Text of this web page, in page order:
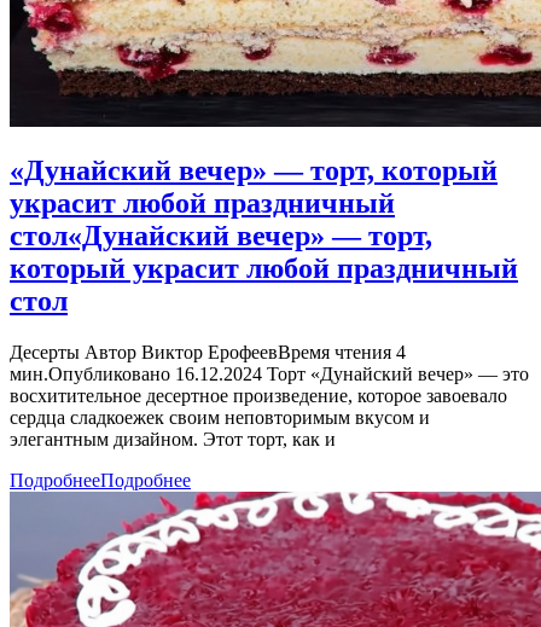
«Дунайский вечер» — торт, который
украсит любой праздничный
стол«Дунайский вечер» — торт,
который украсит любой праздничный
стол
Десерты Автор Виктор ЕрофеевВремя чтения 4
мин.Опубликовано 16.12.2024 Торт «Дунайский вечер» — это
восхитительное десертное произведение, которое завоевало
сердца сладкоежек своим неповторимым вкусом и
элегантным дизайном. Этот торт, как и
ПодробнееПодробнее